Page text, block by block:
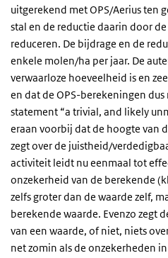
uitgerekend met OPS/Aerius ten
stal en de reductie daarin door
reduceren. De bijdrage en de
enkele molen/ha per jaar. De
verwaarloze hoeveelheid is en
en dat de OPS-berekeningen dus
statement “a trivial, and likely
eraan voorbij dat de hoogte van
zegt over de juistheid/
activiteit leidt nu eenmaal tot
onzekerheid van de berekende
zelfs groter dan de waarde zelf,
berekende waarde. Evenzo zegt
van een waarde, of niet, niets
net zomin als de onzekerheden